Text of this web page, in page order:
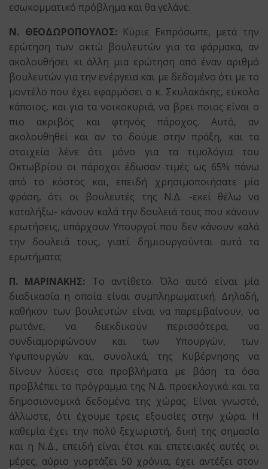
εσωκομματικό πρόβλημα και θα γελάνε.
Ν. ΘΕΟΔΩΡΟΠΟΥΛΟΣ: Κύριε Εκπρόσωπε, μετά την
ερώτηση των οκτώ βουλευτών για τα φάρμακα, αν
ακολουθήσει κι άλλη μια ερώτηση από έναν αριθμό
βουλευτών για την ενέργεια και με δεδομένο ότι με το
μοντέλο που έχει εφαρμόσει ο κ. Σκυλακάκης, εύκολα
κάποιος, και για τα νοικοκυριά, να βρει ποιος είναι ο
πιο ακριβός και φτηνός πάροχος. Αυτό, αν
ακολουθηθεί και αν το δούμε στην πράξη, και τα
στοιχεία λένε ότι μόνο για τα τιμολόγια του
Οκτωβρίου οι πάροχοι έδωσαν τιμές ως 65% πάνω
από το κόστος και, επειδή χρησιμοποιήσατε μία
φράση, ότι οι βουλευτές της Ν.Δ. -εκεί θέλω να
καταλήξω- κάνουν καλά την δουλειά τους που κάνουν
ερωτήσεις, υπάρχουν Υπουργοί που δεν κάνουν καλά
την δουλειά τους, γιατί δημιουργούνται αυτά τα
ερωτήματα;
Π. ΜΑΡΙΝΑΚΗΣ: Το αντίθετο. Όλο αυτό είναι μία
διαδικασία η οποία είναι συμπληρωματική. Δηλαδή,
καθήκον των βουλευτών είναι να παρεμβαίνουν, να
ρωτάνε, να διεκδικούν περισσότερα, να
συνδιαμορφώνουν και των Υπουργών, των
Υφυπουργών και, συνολικά, της Κυβέρνησης να
δίνουν λύσεις στα προβλήματα με βάση τα όσα
προβλέπει το πρόγραμμα της Ν.Δ. προεκλογικά και τα
δημοσιονομικά δεδομένα της χώρας. Είναι γνωστό,
άλλωστε, ότι έχουμε τρεις εξουσίες στην χώρα. Η
καθεμία έχει την πολύ ξεχωριστή, δική της σημασία
και η Ν.Δ., επειδή είναι έτσι και επετειακές αυτές οι
μέρες, αύριο γιορτάζει 50 χρόνια, έχει αντέξει στον